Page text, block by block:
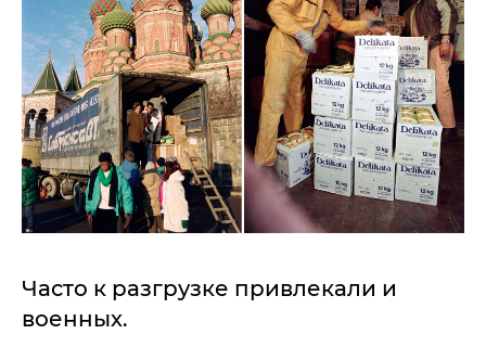
Часто к разгрузке привлекали и
военных.